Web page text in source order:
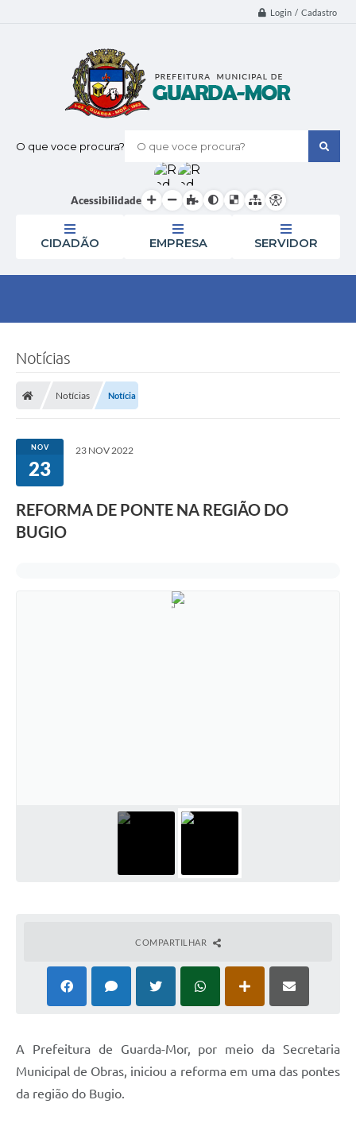
Login / Cadastro
O que voce procura?
Acessibilidade
CIDADÃO EMPRESA SERVIDOR
Notícias
Notícias Notícia
NOV
23
23 NOV 2022
REFORMA DE PONTE NA REGIÃO DO
BUGIO
COMPARTILHAR
A Prefeitura de Guarda-Mor, por meio da Secretaria
Municipal de Obras, iniciou a reforma em uma das pontes
da região do Bugio.